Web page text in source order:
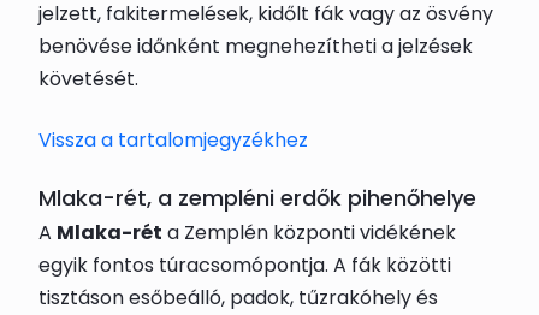
jelzett, fakitermelések, kidőlt fák vagy az ösvény
benövése időnként megnehezítheti a jelzések
követését.
Vissza a tartalomjegyzékhez
Mlaka-rét, a zempléni erdők pihenőhelye
A Mlaka-rét a Zemplén központi vidékének
egyik fontos túracsomópontja. A fák közötti
tisztáson esőbeálló, padok, tűzrakóhely és